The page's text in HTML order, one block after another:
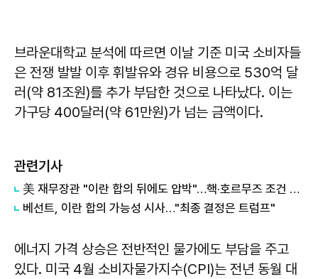
브라운대학교 분석에 따르면 이날 기준 미국 소비자들
은 전쟁 발발 이후 휘발유와 경유 비용으로 530억 달
러(약 81조원)를 추가 부담한 것으로 나타났다. 이는
가구당 400달러(약 61만원)가 넘는 금액이다.
관련기사
美 재무장관 "이란 합의 뒤에도 압박"…핵·호르무즈 조건 고수
베선트, 이란 합의 가능성 시사…"최종 결정은 트럼프"
에너지 가격 상승은 전반적인 물가에도 부담을 주고
있다. 미국 4월 소비자물가지수(CPI)는 전년 동월 대